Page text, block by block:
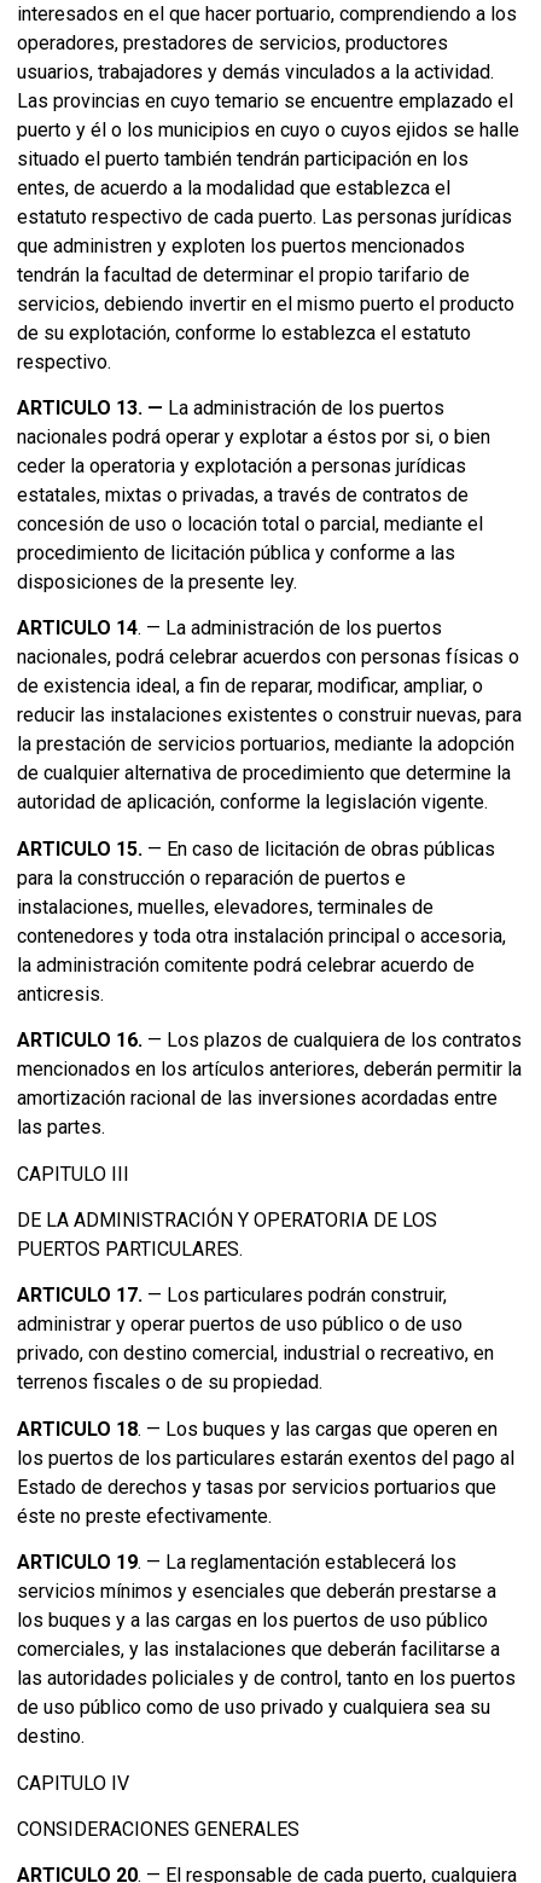
interesados en el que hacer portuario, comprendiendo a los
operadores, prestadores de servicios, productores
usuarios, trabajadores y demás vinculados a la actividad.
Las provincias en cuyo temario se encuentre emplazado el
puerto y él o los municipios en cuyo o cuyos ejidos se halle
situado el puerto también tendrán participación en los
entes, de acuerdo a la modalidad que establezca el
estatuto respectivo de cada puerto. Las personas jurídicas
que administren y exploten los puertos mencionados
tendrán la facultad de determinar el propio tarifario de
servicios, debiendo invertir en el mismo puerto el producto
de su explotación, conforme lo establezca el estatuto
respectivo.
ARTICULO 13. — La administración de los puertos
nacionales podrá operar y explotar a éstos por si, o bien
ceder la operatoria y explotación a personas jurídicas
estatales, mixtas o privadas, a través de contratos de
concesión de uso o locación total o parcial, mediante el
procedimiento de licitación pública y conforme a las
disposiciones de la presente ley.
ARTICULO 14. — La administración de los puertos
nacionales, podrá celebrar acuerdos con personas físicas o
de existencia ideal, a fin de reparar, modificar, ampliar, o
reducir las instalaciones existentes o construir nuevas, para
la prestación de servicios portuarios, mediante la adopción
de cualquier alternativa de procedimiento que determine la
autoridad de aplicación, conforme la legislación vigente.
ARTICULO 15. — En caso de licitación de obras públicas
para la construcción o reparación de puertos e
instalaciones, muelles, elevadores, terminales de
contenedores y toda otra instalación principal o accesoria,
la administración comitente podrá celebrar acuerdo de
anticresis.
ARTICULO 16. — Los plazos de cualquiera de los contratos
mencionados en los artículos anteriores, deberán permitir la
amortización racional de las inversiones acordadas entre
las partes.
CAPITULO III
DE LA ADMINISTRACIÓN Y OPERATORIA DE LOS
PUERTOS PARTICULARES.
ARTICULO 17. — Los particulares podrán construir,
administrar y operar puertos de uso público o de uso
privado, con destino comercial, industrial o recreativo, en
terrenos fiscales o de su propiedad.
ARTICULO 18. — Los buques y las cargas que operen en
los puertos de los particulares estarán exentos del pago al
Estado de derechos y tasas por servicios portuarios que
éste no preste efectivamente.
ARTICULO 19. — La reglamentación establecerá los
servicios mínimos y esenciales que deberán prestarse a
los buques y a las cargas en los puertos de uso público
comerciales, y las instalaciones que deberán facilitarse a
las autoridades policiales y de control, tanto en los puertos
de uso público como de uso privado y cualquiera sea su
destino.
CAPITULO IV
CONSIDERACIONES GENERALES
ARTICULO 20. — El responsable de cada puerto, cualquiera